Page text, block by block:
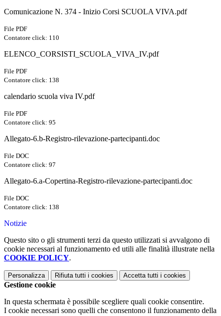
Comunicazione N. 374 - Inizio Corsi SCUOLA VIVA.pdf
File PDF
Contatore click: 110
ELENCO_CORSISTI_SCUOLA_VIVA_IV.pdf
File PDF
Contatore click: 138
calendario scuola viva IV.pdf
File PDF
Contatore click: 95
Allegato-6.b-Registro-rilevazione-partecipanti.doc
File DOC
Contatore click: 97
Allegato-6.a-Copertina-Registro-rilevazione-partecipanti.doc
File DOC
Contatore click: 138
Notizie
Questo sito o gli strumenti terzi da questo utilizzati si avvalgono di
cookie necessari al funzionamento ed utili alle finalità illustrate nella
COOKIE POLICY.
Personalizza Rifiuta tutti i cookies Accetta tutti i cookies
Gestione cookie
In questa schermata è possibile scegliere quali cookie consentire.
I cookie necessari sono quelli che consentono il funzionamento della